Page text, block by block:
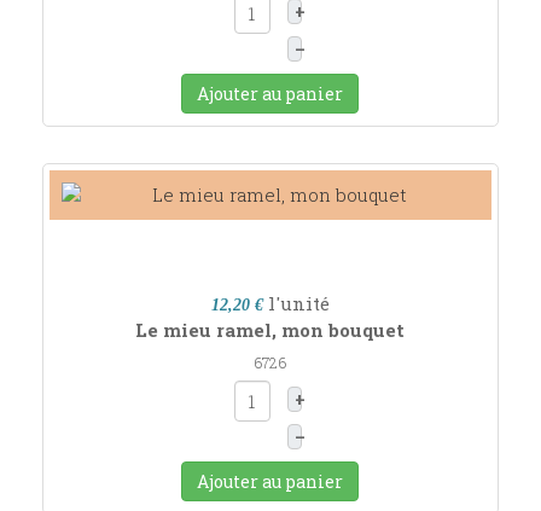
+
–
Ajouter au panier
12,20 € l'unité
Le mieu ramel, mon bouquet
6726
+
–
Ajouter au panier